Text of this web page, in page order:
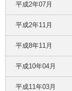
平成2年07月
平成2年11月
平成8年11月
平成10年04月
平成11年03月